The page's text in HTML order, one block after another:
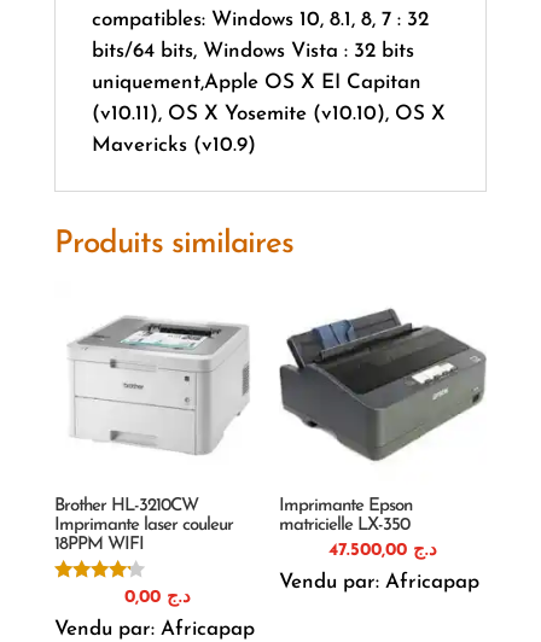
compatibles: Windows 10, 8.1, 8, 7 : 32
bits/64 bits, Windows Vista : 32 bits
uniquement,Apple OS X EI Capitan
(v10.11), OS X Yosemite (v10.10), OS X
Mavericks (v10.9)
Produits similaires
Brother HL-3210CW
Imprimante laser couleur
18PPM WIFI
sur 5
د.ج
Vendu par: Africapap
Imprimante Epson
matricielle LX-350
د.ج
Vendu par: Africapap